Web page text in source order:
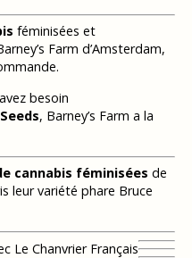
féminisées et
Farm d’Amsterdam,
besoin
, Barney’s Farm a la
cannabis féminisées de
leur variété phare Bruce
Le Chanvrier Français